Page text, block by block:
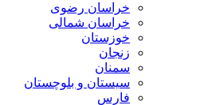
خراسان رضوی
خراسان شمالی
خوزستان
زنجان
سمنان
سیستان و بلوچستان
فارس